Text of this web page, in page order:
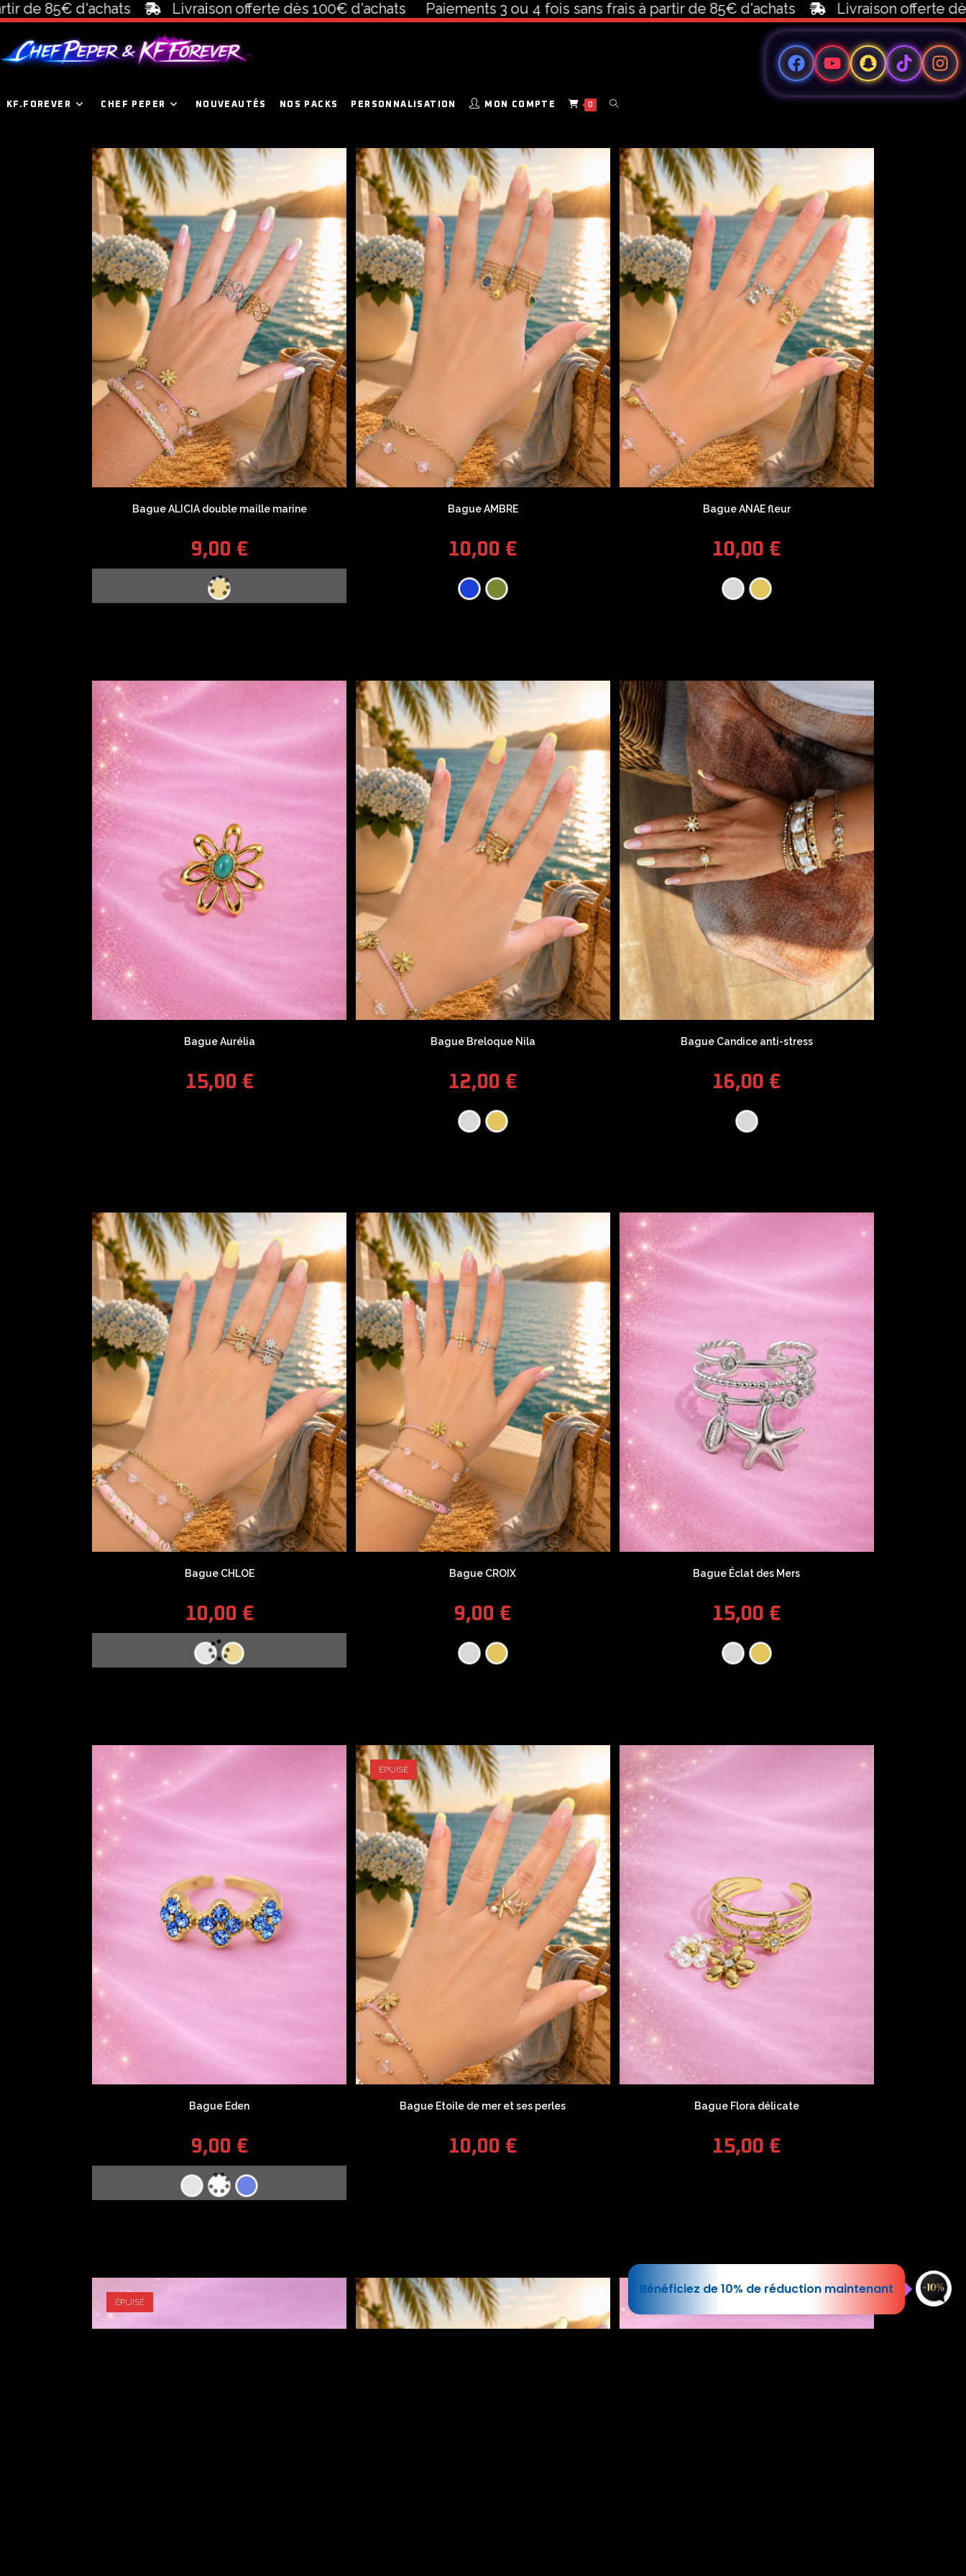
Livraison offerte dès 100€ d'achats Paiements 3 ou 4 fois sans frais à partir de 85€ d'achats Livraison offerte dès 100€
KF.FOREVER CHEF PEPER NOUVEAUTÉS NOS PACKS PERSONNALISATION MON COMPTE 0
Bague ALICIA double maille marine
9,00 €
Bague AMBRE
10,00 €
Bague ANAE fleur
10,00 €
Bague Aurélia
15,00 €
Bague Breloque Nila
12,00 €
Bague Candice anti-stress
16,00 €
Bague CHLOE
10,00 €
Bague CROIX
9,00 €
Bague Éclat des Mers
15,00 €
Bague Eden
9,00 €
ÉPUISÉ
Bague Etoile de mer et ses perles
10,00 €
Bague Flora délicate
15,00 €
ÉPUISÉ
COUPONX1158377510
Bénéficiez de 10% de réduction maintenant